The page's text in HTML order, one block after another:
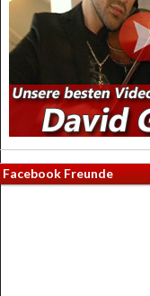
Facebook Freunde